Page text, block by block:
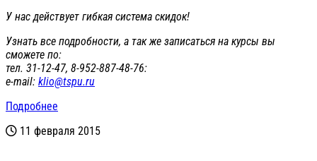
У нас действует гибкая система скидок!
Узнать все подробности, а так же записаться на курсы вы
сможете по:
тел. 31-12-47, 8-952-887-48-76:
е-mail: klio@tspu.ru
Подробнее
11 февраля 2015